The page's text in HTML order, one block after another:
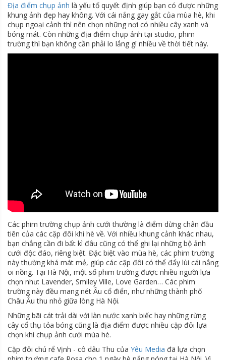
Địa điểm chụp ảnh là yếu tố quyết định giúp bạn có được những
khung ảnh đẹp hay không. Với cái nắng gay gắt của mùa hè, khi
chụp ngoại cảnh thì nên chọn những nơi có nhiều cây xanh và
bóng mát. Còn những địa điểm chụp ảnh tại studio, phim
trường thì bạn không cần phải lo lắng gì nhiều về thời tiết này.
Các phim trường chụp ảnh cưới thường là điểm dừng chân đầu
tiên của các cặp đôi khi hè về. Với nhiều khung cảnh khác nhau,
bạn chẳng cần đi bất kì đâu cũng có thể ghi lại những bộ ảnh
cưới độc đáo, riêng biệt. Đặc biệt vào mùa hè, các phim trường
này thường khá mát mẻ, giúp các cặp đôi có thể đẩy lùi cái nắng
oi nồng. Tại Hà Nội, một số phim trường được nhiều người lựa
chọn như: Lavender, Smiley Ville, Love Garden… Các phim
trường này đều mang nét Âu cổ điển, như những thành phố
Châu Âu thu nhỏ giữa lòng Hà Nội.
Những bãi cát trải dài với làn nước xanh biếc hay những rừng
cây cổ thụ tỏa bóng cũng là địa điểm được nhiều cặp đôi lựa
chọn khi chụp ảnh cưới mùa hè.
Cặp đôi chú rể Vịnh - cô dâu Thu của Yêu Media đã lựa chọn